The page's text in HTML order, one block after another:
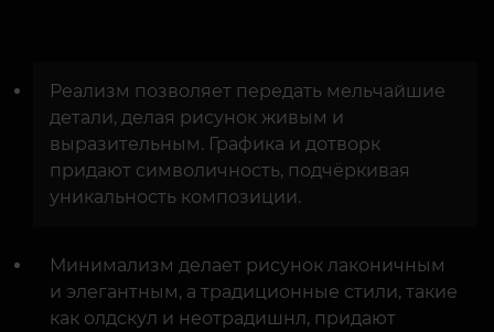
Реализм позволяет передать мельчайшие
детали, делая рисунок живым и
выразительным. Графика и дотворк
придают символичность, подчёркивая
уникальность композиции.
Минимализм делает рисунок лаконичным
и элегантным, а традиционные стили, такие
как олдскул и неотрадишнл, придают